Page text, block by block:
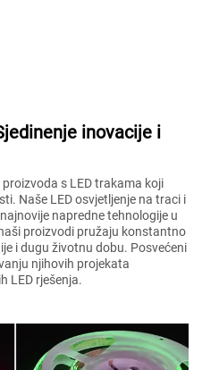
inovacije i
s LED trakama koji
Naše LED osvjetljenje na traci i
napredne tehnologije u
proizvodi pružaju konstantno
i dugu životnu dobu. Posvećeni
njihovih projekata
LED rješenja.